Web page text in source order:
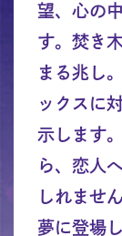
望、心の
す。焚き
まる兆し
ックスに
示します
ら、恋人
しれませ
夢に登場